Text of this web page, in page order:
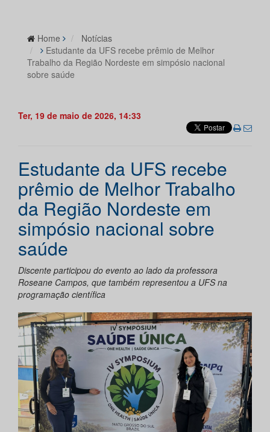
Home
Notícias
Estudante da UFS recebe prêmio de Melhor
Trabalho da Região Nordeste em simpósio nacional
sobre saúde
Ter, 19 de maio de 2026, 14:33
Estudante da UFS recebe
prêmio de Melhor Trabalho
da Região Nordeste em
simpósio nacional sobre
saúde
Discente participou do evento ao lado da professora
Roseane Campos, que também representou a UFS na
programação científica